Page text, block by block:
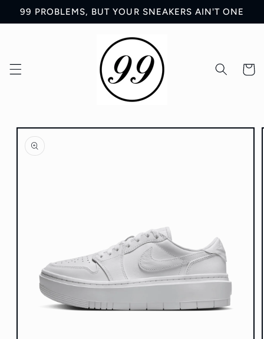
directamente
al contenido
99 PROBLEMS, BUT YOUR SNEAKERS AIN'T ONE
directamente
información
del producto